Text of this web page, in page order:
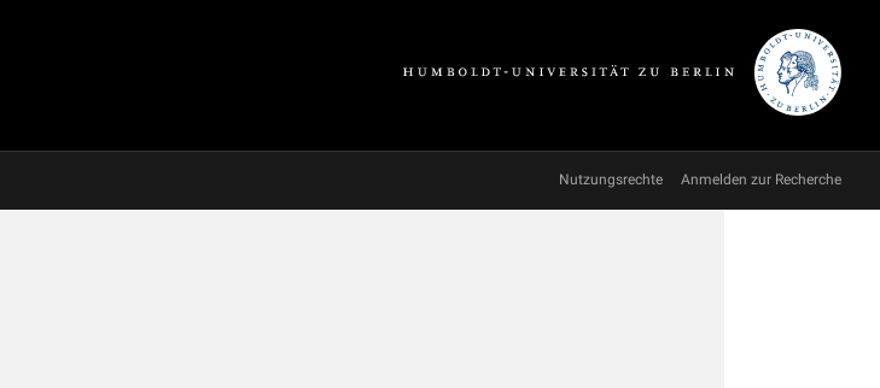
Nutzungsrechte Anmelden zur Recherche